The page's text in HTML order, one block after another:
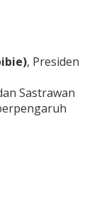
, Presiden
Sastrawan